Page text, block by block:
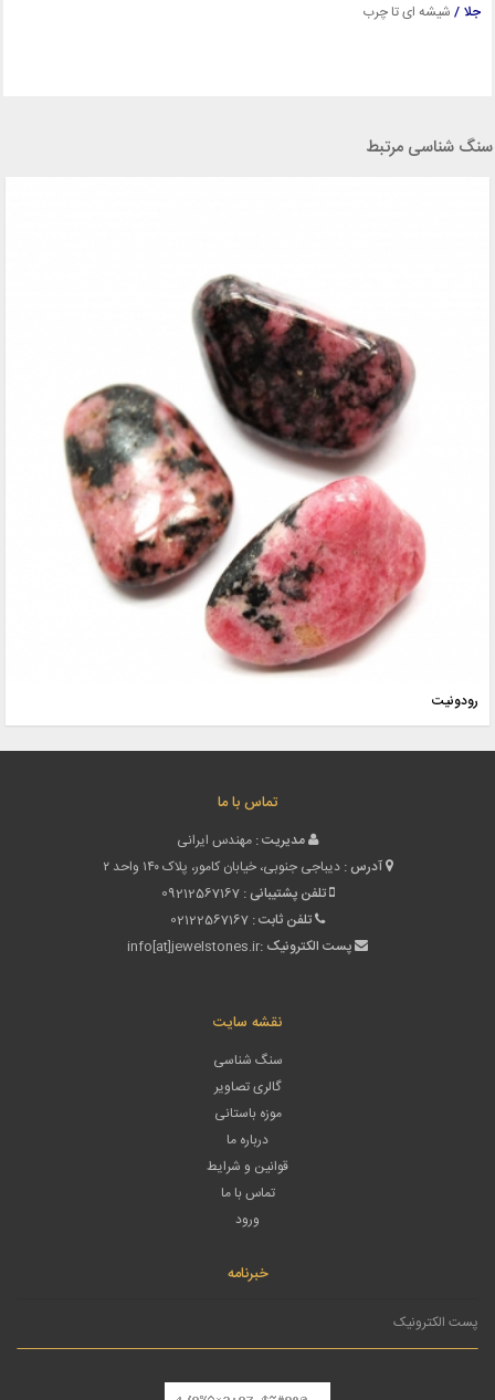
جلا / شیشه ای تا چرب
سنگ شناسی مرتبط
تماس با ما
مدیریت : مهندس ایرانی
آدرس : دیباجی جنوبی، خیابان کامور، پلاک ۱۴۰ واحد ۲
تلفن پشتیبانی : 09212567167
تلفن ثابت : 02122567167
پست الکترونیک :info[at]jewelstones.ir
نقشه سایت
سنگ شناسی
گالری تصاویر
موزه باستانی
درباره ما
قوانین و شرایط
تماس با ما
ورود
خبرنامه